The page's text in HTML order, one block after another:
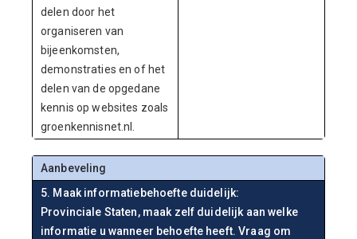
delen door het
organiseren van
bijeenkomsten,
demonstraties en of het
delen van de opgedane
kennis op websites zoals
groenkennisnet.nl.
Aanbeveling
5. Maak informatiebehoefte duidelijk:
Provinciale Staten, maak zelf duidelijk aan welke
informatie u wanneer behoefte heeft. Vraag om